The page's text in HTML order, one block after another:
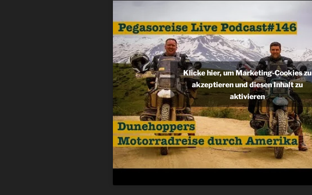
Klicke hier, um Marketing-Cookies zu
akzeptieren und diesen Inhalt zu
aktivieren